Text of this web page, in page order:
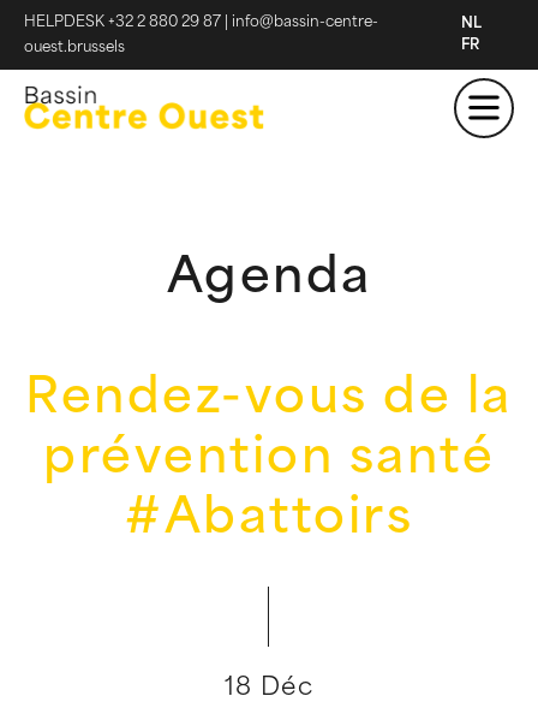
HELPDESK +32 2 880 29 87
info@bassin-centre-
ouest.brussels
NL
FR
Agenda
Rendez-vous de la
prévention santé
#Abattoirs
18 Déc